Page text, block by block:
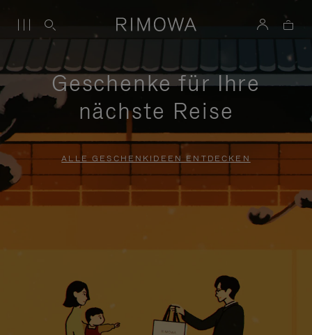
Geschenke für Ihre
nächste Reise
ALLE GESCHENKIDEEN ENTDECKEN